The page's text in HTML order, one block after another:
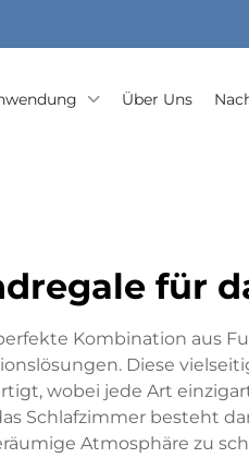
Über Uns
für
Kombination aus
Diese
wobei jede Art
Schlafzimmer besteht
Atmosphäre zu